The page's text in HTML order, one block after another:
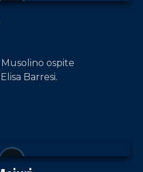
ospite
Barresi.